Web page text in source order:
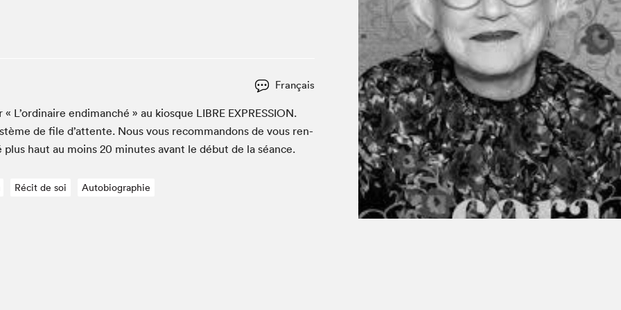
Le Salon dans ta classe
Liseur Public
Matinées scolaires Hydro-Québec
Vitrine du Festival littéraire international Metropolis
À propos du Salon
Liste des exposant·e·s
Liste des auteur·rice·s
Français
L’or­di­naire endi­manché » au kiosque LIBRE EXPRES­SION.
de file d’at­tente. Nous vous recom­man­dons de vous ren­
plus haut au moins 20 min­utes avant le début de la séance.
Récit de soi Autobiographie